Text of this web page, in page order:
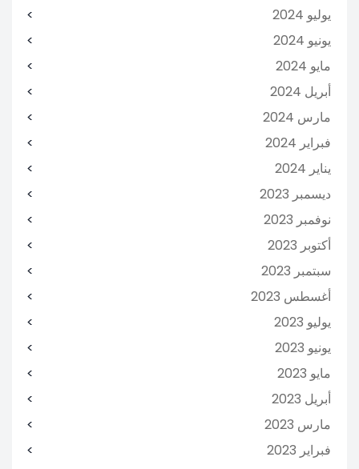
يوليو 2024
يونيو 2024
مايو 2024
أبريل 2024
مارس 2024
فبراير 2024
يناير 2024
ديسمبر 2023
نوفمبر 2023
أكتوبر 2023
سبتمبر 2023
أغسطس 2023
يوليو 2023
يونيو 2023
مايو 2023
أبريل 2023
مارس 2023
فبراير 2023